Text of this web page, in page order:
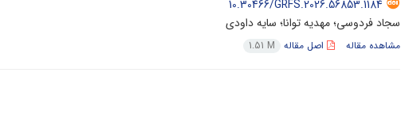
10.30466/GRFS.2026.56853.1184
سجاد فردوسی؛ مهدیه توانا؛ سایه داودی
مشاهده مقاله اصل مقاله 1.51 M